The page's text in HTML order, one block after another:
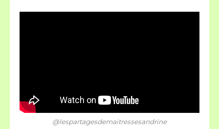
@lespartagesdemaitressesandrine